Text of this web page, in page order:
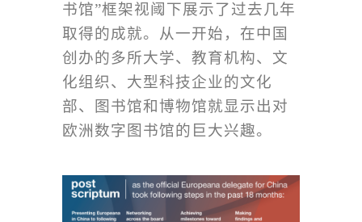
书馆”框架视阈下展示了过去几年
取得的成就。从一开始，在中国
创办的多所大学、教育机构、文
化组织、大型科技企业的文化
部、图书馆和博物馆就显示出对
欧洲数字图书馆的巨大兴趣。